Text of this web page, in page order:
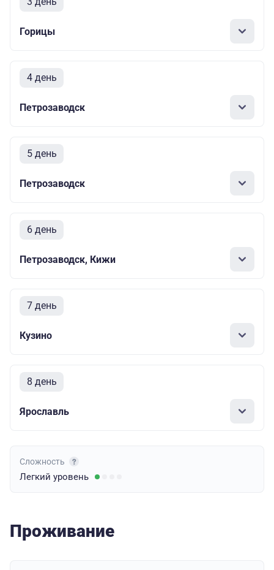
Горицы
4 день
Петрозаводск
5 день
Петрозаводск
6 день
Петрозаводск, Кижи
7 день
Кузино
8 день
Ярославль
Сложность
Легкий уровень
Проживание